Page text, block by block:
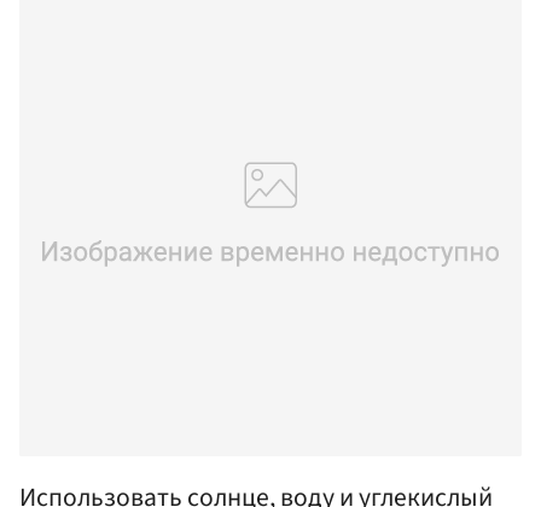
Использовать солнце, воду и углекислый